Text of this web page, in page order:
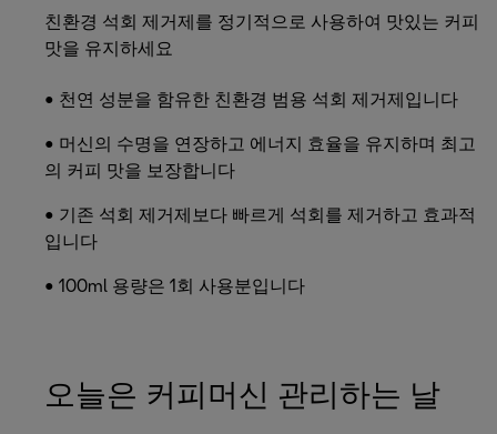
친환경 석회 제거제를 정기적으로 사용하여 맛있는 커피
맛을 유지하세요
• 천연 성분을 함유한 친환경 범용 석회 제거제입니다
• 머신의 수명을 연장하고 에너지 효율을 유지하며 최고
의 커피 맛을 보장합니다
• 기존 석회 제거제보다 빠르게 석회를 제거하고 효과적
입니다
• 100ml 용량은 1회 사용분입니다
오늘은 커피머신 관리하는 날